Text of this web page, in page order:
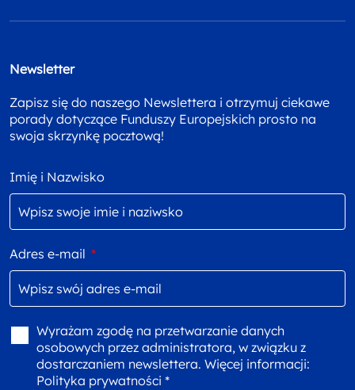
Newsletter
Zapisz się do naszego Newslettera i otrzymuj ciekawe
porady dotyczące Funduszy Europejskich prosto na
swoja skrzynkę pocztową!
Imię i Nazwisko
Adres e-mail *
Wyrażam zgodę na przetwarzanie danych
osobowych przez administratora, w związku z
dostarczaniem newslettera. Więcej informacji:
Polityka prywatności *